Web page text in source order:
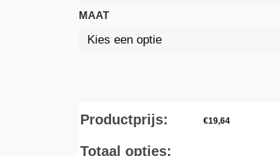
MAAT
Productprijs: €19,64
Totaal opties: